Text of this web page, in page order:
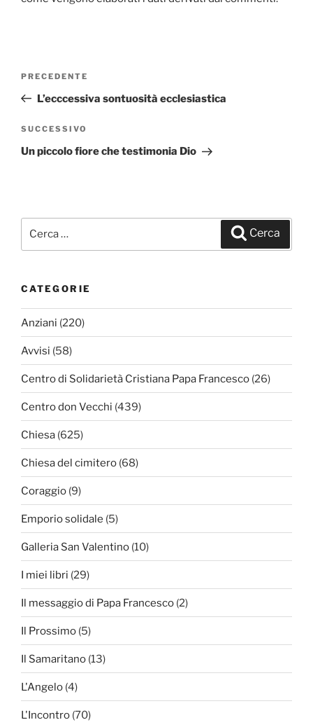
Navigazione
Articolo
precedente:
PRECEDENTE
L’ecccessiva sontuosità ecclesiastica
Articolo
successivo
SUCCESSIVO
Un piccolo fiore che testimonia Dio
Cerca:
Cerca
CATEGORIE
Anziani (220)
Avvisi (58)
Centro di Solidarietà Cristiana Papa Francesco (26)
Centro don Vecchi (439)
Chiesa (625)
Chiesa del cimitero (68)
Coraggio (9)
Emporio solidale (5)
Galleria San Valentino (10)
I miei libri (29)
Il messaggio di Papa Francesco (2)
Il Prossimo (5)
Il Samaritano (13)
L'Angelo (4)
L'Incontro (70)